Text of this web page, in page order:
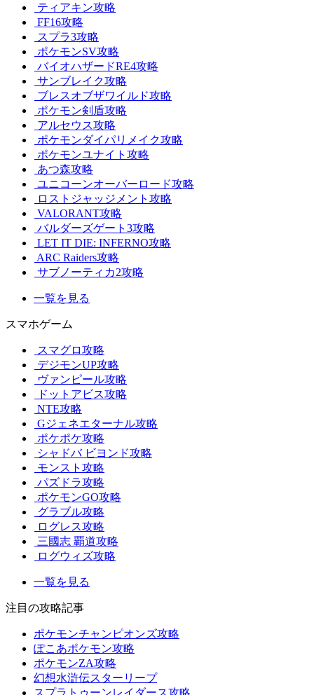
ティアキン攻略
FF16攻略
スプラ3攻略
ポケモンSV攻略
バイオハザードRE4攻略
サンブレイク攻略
ブレスオブザワイルド攻略
ポケモン剣盾攻略
アルセウス攻略
ポケモンダイパリメイク攻略
ポケモンユナイト攻略
あつ森攻略
ユニコーンオーバーロード攻略
ロストジャッジメント攻略
VALORANT攻略
バルダーズゲート3攻略
LET IT DIE: INFERNO攻略
ARC Raiders攻略
サブノーティカ2攻略
一覧を見る
スマホゲーム
スマグロ攻略
デジモンUP攻略
ヴァンピール攻略
ドットアビス攻略
NTE攻略
Gジェネエターナル攻略
ポケポケ攻略
シャドバ ビヨンド攻略
モンスト攻略
パズドラ攻略
ポケモンGO攻略
グラブル攻略
ログレス攻略
三國志 覇道攻略
ログウィズ攻略
一覧を見る
注目の攻略記事
ポケモンチャンピオンズ攻略
ぽこあポケモン攻略
ポケモンZA攻略
幻想水滸伝スターリープ
スプラトゥーンレイダース攻略